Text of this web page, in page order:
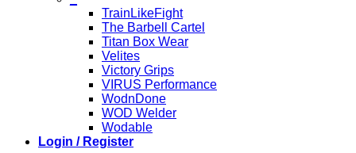
TrainLikeFight
The Barbell Cartel
Titan Box Wear
Velites
Victory Grips
VIRUS Performance
WodnDone
WOD Welder
Wodable
Login / Register